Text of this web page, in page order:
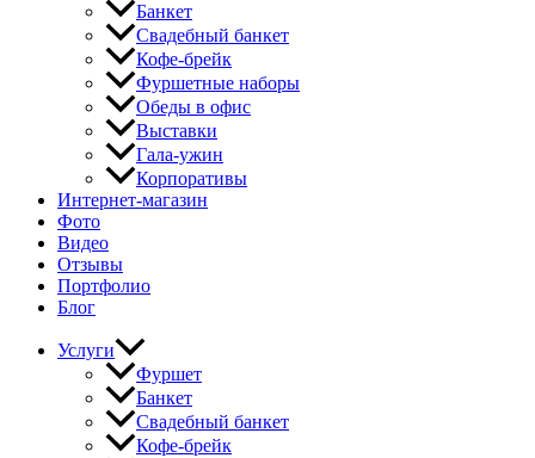
Банкет
Свадебный банкет
Кофе-брейк
Фуршетные наборы
Обеды в офис
Выставки
Гала-ужин
Корпоративы
Интернет-магазин
Фото
Видео
Отзывы
Портфолио
Блог
Услуги
Фуршет
Банкет
Свадебный банкет
Кофе-брейк